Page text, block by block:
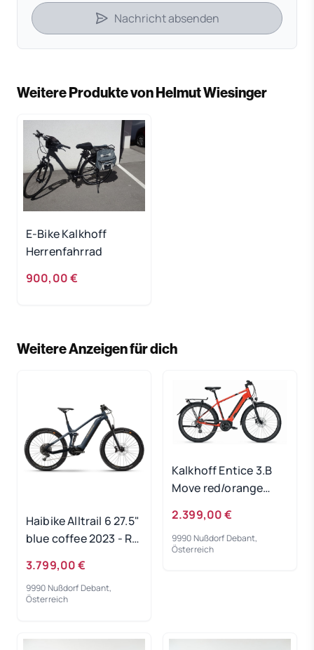
Nachricht absenden
Weitere Produkte von Helmut Wiesinger
E-Bike Kalkhoff
Herrenfahrrad
900,00 €
Weitere Anzeigen für dich
Haibike Alltrail 6 27.5"
blue coffee 2023 - RH
Ausstellungsrad
3.799,00 €
9990 Nußdorf Debant,
Österreich
Kalkhoff Entice 3.B
Move red/orange
cm Gebrauchtrad
2.399,00 €
9990 Nußdorf Debant,
Österreich